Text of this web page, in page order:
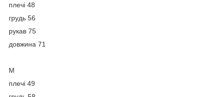
плечі 48
грудь 56
рукав 75
довжина 71
М
плечі 49